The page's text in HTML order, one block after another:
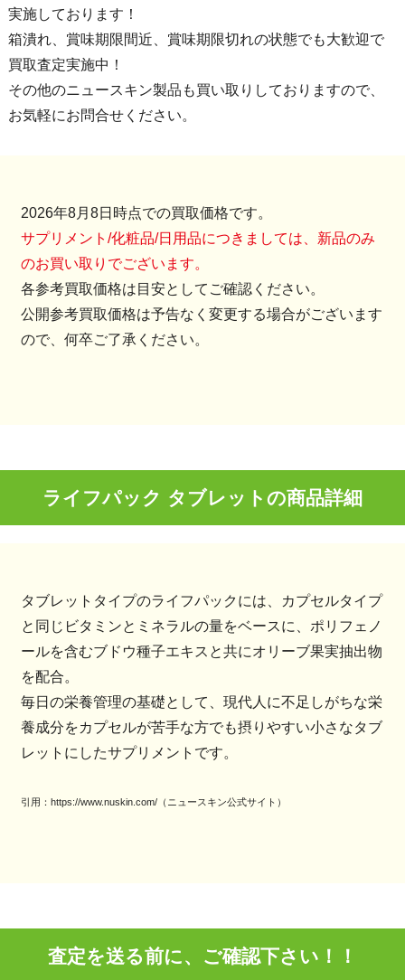
実施しております！
箱潰れ、賞味期限間近、賞味期限切れの状態でも大歓迎で
買取査定実施中！
その他のニュースキン製品も買い取りしておりますので、
お気軽にお問合せください。
2026年8月8日時点での買取価格です。
サプリメント/化粧品/日用品につきましては、新品のみ
のお買い取りでございます。
各参考買取価格は目安としてご確認ください。
公開参考買取価格は予告なく変更する場合がございます
ので、何卒ご了承ください。
ライフパック タブレットの商品詳細
タブレットタイプのライフパックには、カプセルタイプ
と同じビタミンとミネラルの量をベースに、ポリフェノ
ールを含むブドウ種子エキスと共にオリーブ果実抽出物
を配合。
毎日の栄養管理の基礎として、現代人に不足しがちな栄
養成分をカプセルが苦手な方でも摂りやすい小さなタブ
レットにしたサプリメントです。
引用：https://www.nuskin.com/（ニュースキン公式サイト）
査定を送る前に、ご確認下さい！！